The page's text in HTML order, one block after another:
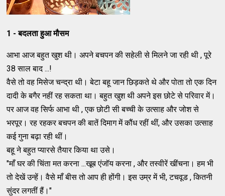
1 - बदलता हुआ मौसम
आभा आज बहुत खुश थी। अपने बचपन की सहेली से मिलने जा रही थी , पूरे
38 साल बाद ...!
वैसे तो वह मिसेज चन्द्रा थी। बेटा बहू जान छिड़कते थे और पोता तो एक दिन
दादी के बगैर नहीं रह सकता था। बहुत खुश थी अपने इस छोटे से परिवार में।
पर आज वह सिर्फ आभा थी , एक छोटी सी बच्ची के उत्साह और जोश से
भरपूर। रह रहकर बचपन की बातें दिमाग में कौंध रहीं थीं, और उसका उत्साह
कई गुना बढ़ा रही थीं।
बहू ने बहुत प्यारसे तैयार किया था उसे।
"माँ घर की चिंता मत करना ...खूब एंजॉय करना , और तस्वीरें खींचना। हम भी
तो देखें उन्हें। वैसे माँ बीस तो आप ही होंगी। इस उम्र में भी, टचवूड , कितनी
सुंदर लगतीं हैं।"